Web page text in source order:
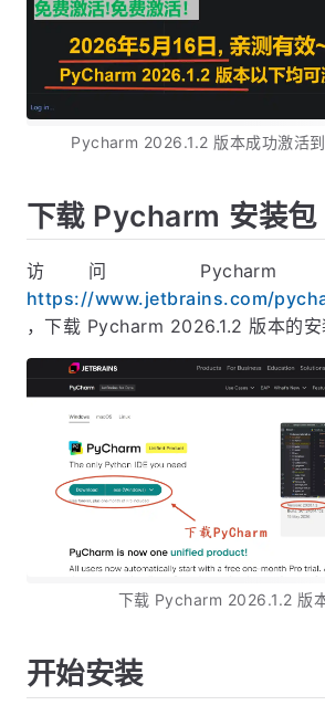
Pycharm 2026.1.2 版本成功激活
下载 Pycharm 安装包
访问 Pycharm
https://www.jetbrains.com/
，下载 Pycharm 2026.1.2 版本的安
下载 Pycharm 2026.1.2 版
开始安装